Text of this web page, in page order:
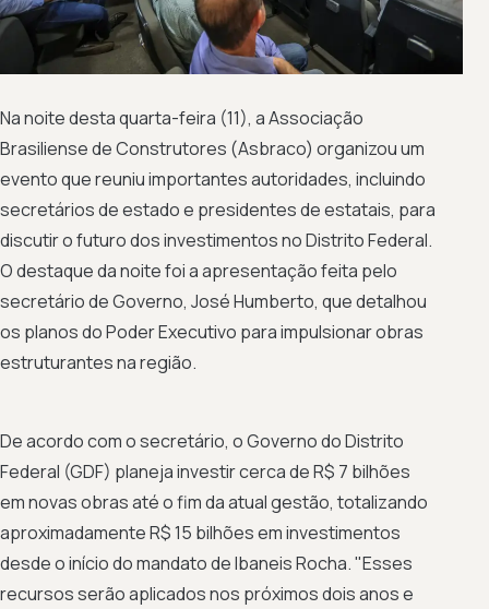
Na noite desta quarta-feira (11), a Associação
Brasiliense de Construtores (Asbraco) organizou um
evento que reuniu importantes autoridades, incluindo
secretários de estado e presidentes de estatais, para
discutir o futuro dos investimentos no Distrito Federal.
O destaque da noite foi a apresentação feita pelo
secretário de Governo, José Humberto, que detalhou
os planos do Poder Executivo para impulsionar obras
estruturantes na região.
De acordo com o secretário, o Governo do Distrito
Federal (GDF) planeja investir cerca de R$ 7 bilhões
em novas obras até o fim da atual gestão, totalizando
aproximadamente R$ 15 bilhões em investimentos
desde o início do mandato de Ibaneis Rocha. "Esses
recursos serão aplicados nos próximos dois anos e